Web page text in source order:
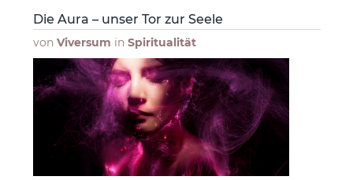
Die Aura – unser Tor zur Seele
von Viversum in Spiritualität